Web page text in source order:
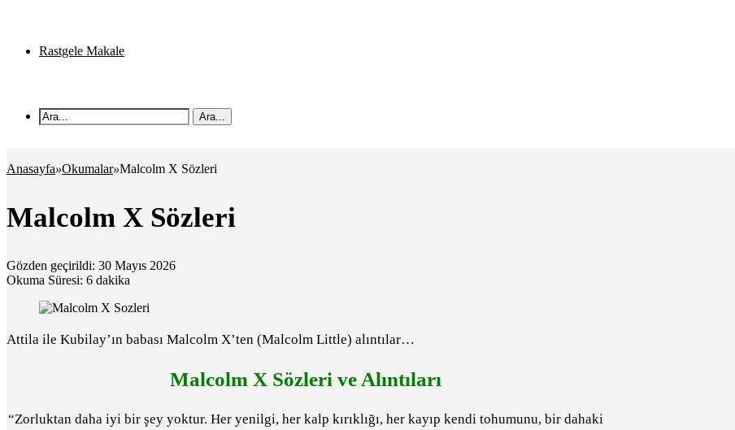
Rastgele Makale
Ara...
Anasayfa»Okumalar»Malcolm X Sözleri
Malcolm X Sözleri
Gözden geçirildi: 30 Mayıs 2026
Okuma Süresi: 6 dakika
Attila ile Kubilay’ın babası Malcolm X’ten (Malcolm Little) alıntılar…
Malcolm X Sözleri ve Alıntıları
“Zorluktan daha iyi bir şey yoktur. Her yenilgi, her kalp kırıklığı, her kayıp kendi tohumunu, bir dahaki